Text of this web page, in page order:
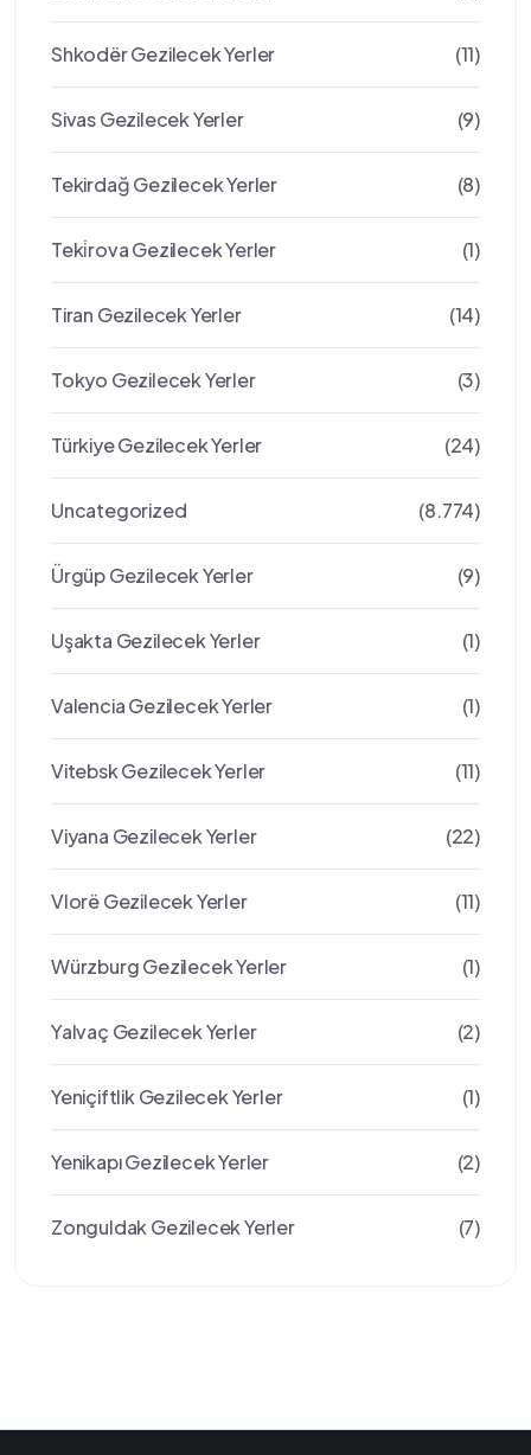
Shkodër Gezilecek Yerler (11)
Sivas Gezilecek Yerler (9)
Tekirdağ Gezilecek Yerler (8)
Teki̇rova Gezilecek Yerler (1)
Tiran Gezilecek Yerler (14)
Tokyo Gezilecek Yerler (3)
Türkiye Gezilecek Yerler (24)
Uncategorized (8.774)
Ürgüp Gezilecek Yerler (9)
Uşakta Gezilecek Yerler (1)
Valencia Gezilecek Yerler (1)
Vitebsk Gezilecek Yerler (11)
Viyana Gezilecek Yerler (22)
Vlorë Gezilecek Yerler (11)
Würzburg Gezilecek Yerler (1)
Yalvaç Gezilecek Yerler (2)
Yeniçiftlik Gezilecek Yerler (1)
Yenikapı Gezilecek Yerler (2)
Zonguldak Gezilecek Yerler (7)